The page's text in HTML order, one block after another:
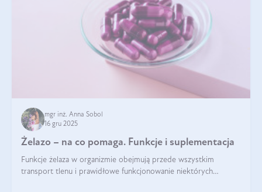
mgr inż. Anna Sobol
16 gru 2025
Żelazo – na co pomaga. Funkcje i suplementacja
Funkcje żelaza w organizmie obejmują przede wszystkim
transport tlenu i prawidłowe funkcjonowanie niektórych